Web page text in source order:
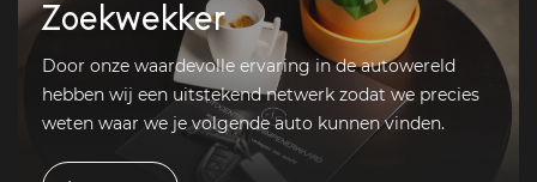
Zoekwekker
Door onze waardevolle ervaring in de autowereld
hebben wij een uitstekend netwerk zodat we precies
weten waar we je volgende auto kunnen vinden.